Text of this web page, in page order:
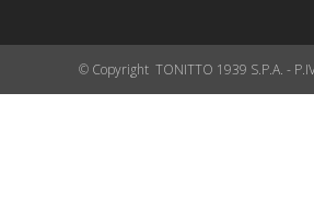
© Copyright TONITTO 1939 S.P.A. -